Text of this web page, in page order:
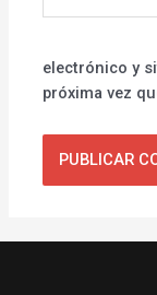
electrónico y
próxima vez